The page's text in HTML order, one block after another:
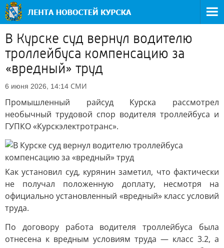
В Курске суд вернул водителю
троллейбуса компенсацию за
«вредный» труд
6 июня 2026, 14:14 СМИ
Промышленный райсуд Курска рассмотрел
необычный трудовой спор водителя троллейбуса и
ГУПКО «Курскэлектротранс».
Как установил суд, курянин заметил, что фактически
не получал положенную доплату, несмотря на
официально установленный «вредный» класс условий
труда.
По договору работа водителя троллейбуса была
отнесена к вредным условиям труда — класс 3.2, а